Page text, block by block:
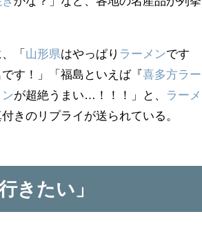
「 山形県はやっぱり ラーメンです
です！」「福島といえば『喜多方ラー
が超絶うまい…！！！」と、
ラーメ
きのリプライが送られている。
きたい」